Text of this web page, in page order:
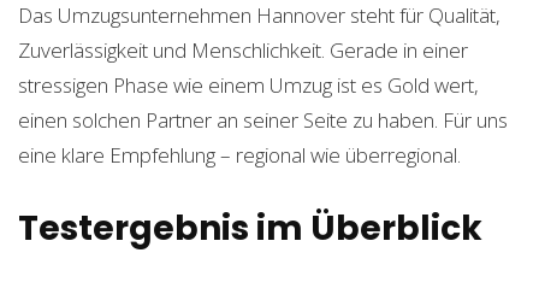
Das Umzugsunternehmen Hannover steht für Qualität,
Zuverlässigkeit und Menschlichkeit. Gerade in einer
stressigen Phase wie einem Umzug ist es Gold wert,
einen solchen Partner an seiner Seite zu haben. Für uns
eine klare Empfehlung – regional wie überregional.
Testergebnis im Überblick